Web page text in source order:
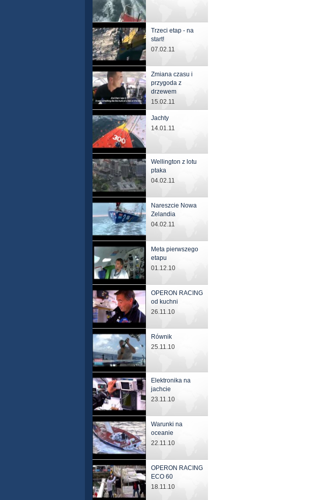
Trzeci etap - na
start!
07.02.11
Zmiana czasu i
przygoda z
drzewem
15.02.11
Jachty
14.01.11
Wellington z lotu
ptaka
04.02.11
Nareszcie Nowa
Zelandia
04.02.11
Meta pierwszego
etapu
01.12.10
OPERON RACING
od kuchni
26.11.10
Równik
25.11.10
Elektronika na
jachcie
23.11.10
Warunki na
oceanie
22.11.10
OPERON RACING
ECO 60
18.11.10